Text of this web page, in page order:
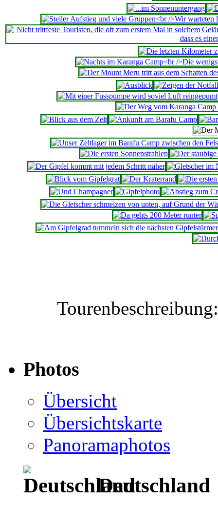
Photos
Übersicht
Übersichtskarte
Panoramaphotos
Deutschland